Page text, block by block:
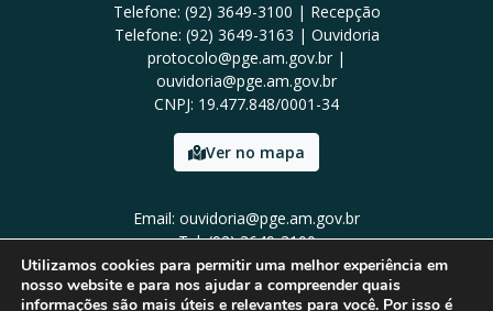
Telefone: (92) 3649-3100 | Recepção
Telefone: (92) 3649-3163 | Ouvidoria
protocolo@pge.am.gov.br |
ouvidoria@pge.am.gov.br
CNPJ: 19.477.848/0001-34
Ver no mapa
Email: ouvidoria@pge.am.gov.br
Tel: (92) 3649-3100
Utilizamos cookies para permitir uma melhor experiência em
nosso website e para nos ajudar a compreender quais
informações são mais úteis e relevantes para você. Por isso é